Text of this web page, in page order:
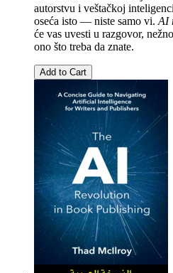
autorstvu i veštačkoj
oseća isto — niste samo vi. AI
će vas uvesti u razgovor,
ono što treba da znate.
Add to Cart